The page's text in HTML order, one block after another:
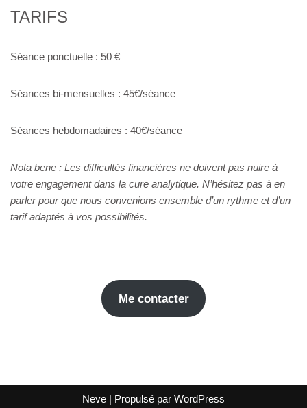
TARIFS
Séance ponctuelle : 50 €
Séances bi-mensuelles : 45€/séance
Séances hebdomadaires : 40€/séance
Nota bene : Les difficultés financières ne doivent pas nuire à
votre engagement dans la cure analytique. N’hésitez pas à en
parler pour que nous convenions ensemble d’un rythme et d’un
tarif adaptés à vos possibilités.
Me contacter
Neve | Propulsé par WordPress